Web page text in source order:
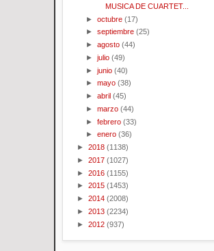
MUSICA DE CUARTET...
►octubre (17)
►septiembre (25)
►agosto (44)
►julio (49)
►junio (40)
►mayo (38)
►abril (45)
►marzo (44)
►febrero (33)
►enero (36)
► 2018 (1138)
► 2017 (1027)
► 2016 (1155)
► 2015 (1453)
► 2014 (2008)
► 2013 (2234)
► 2012 (937)